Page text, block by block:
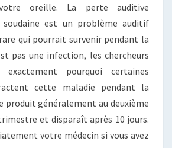
oreille. La perte auditive
soudaine est un problème auditif
qui pourrait survenir pendant la
pas une infection, les chercheurs
pourquoi certaines
cette maladie pendant la
produit généralement au deuxième
et disparaît après 10 jours.
votre médecin si vous avez